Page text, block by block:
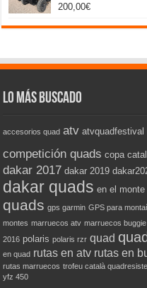
Valorado
de 5
200,00€
Lo más buscado
accesorios quad atv atvquadfestival
competición quads copa
dakar 2017 dakar 2019
dakar quads en el
quads gps garmin GPS para
montes marruecos atv marruecos buggie
2016 polaris polaris rzr quad
en quad rutas en atv rutas en
rutas marruecos trofeu català
yfz 450